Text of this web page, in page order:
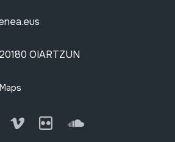
OIARTZUN
Issuu Vimeo Flickr SoundCloud